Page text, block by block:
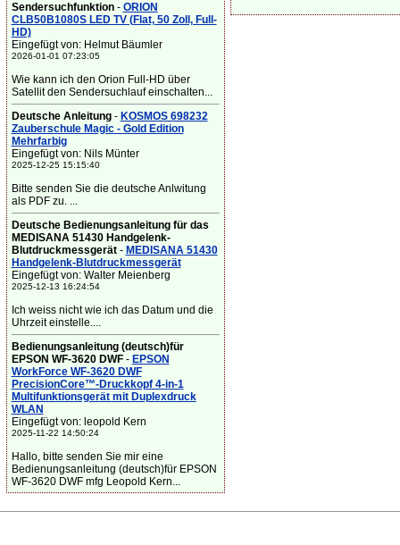
Sendersuchfunktion- ORION
CLB50B1080S LED TV (Flat, 50 Zoll, Full-
HD)
Eingefügt von: Helmut Bäumler
2026-01-01 07:23:05
Wie kann ich den Orion Full-HD über
Satellit den Sendersuchlauf einschalten...
Deutsche Anleitung- KOSMOS 698232
Zauberschule Magic - Gold Edition
Mehrfarbig
Eingefügt von: Nils Münter
2025-12-25 15:15:40
Bitte senden Sie die deutsche Anlwitung
als PDF zu. ...
Deutsche Bedienungsanleitung für das
MEDISANA 51430 Handgelenk-
Blutdruckmessgerät- MEDISANA 51430
Handgelenk-Blutdruckmessgerät
Eingefügt von: Walter Meienberg
2025-12-13 16:24:54
Ich weiss nicht wie ich das Datum und die
Uhrzeit einstelle....
Bedienungsanleitung (deutsch)für
EPSON WF-3620 DWF- EPSON
WorkForce WF-3620 DWF
PrecisionCore™-Druckkopf 4-in-1
Multifunktionsgerät mit Duplexdruck
WLAN
Eingefügt von: leopold Kern
2025-11-22 14:50:24
Hallo, bitte senden Sie mir eine
Bedienungsanleitung (deutsch)für EPSON
WF-3620 DWF mfg Leopold Kern...